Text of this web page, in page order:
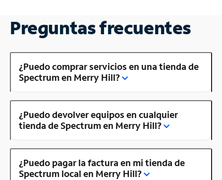
Preguntas frecuentes
¿Puedo comprar servicios en una tienda de
Spectrum en Merry Hill?
¿Puedo devolver equipos en cualquier
tienda de Spectrum en Merry Hill?
¿Puedo pagar la factura en mi tienda de
Spectrum local en Merry Hill?